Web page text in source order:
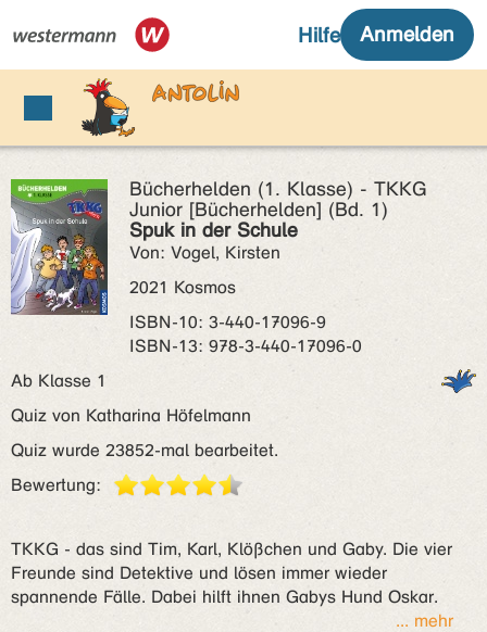
Bücherhelden (1. Klasse) - TKKG
Junior [Bücherhelden] (Bd. 1)
Spuk in der Schule
Von: Vogel, Kirsten
2021 Kosmos
ISBN‑10: 3-440-17096-9
ISBN‑13: 978-3-440-17096-0
Ab Klasse 1
Quiz von Katharina Höfelmann
Quiz wurde 23852-mal bearbeitet.
Bewertung:
TKKG - das sind Tim, Karl, Klößchen und Gaby. Die vier
Freunde sind Detektive und lösen immer wieder
spannende Fälle. Dabei hilft ihnen Gabys Hund Oskar.
... mehr